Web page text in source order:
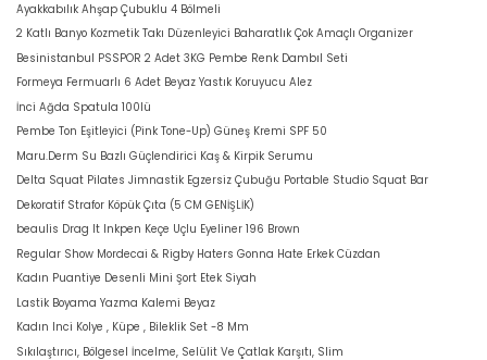
Ayakkabılık Ahşap Çubuklu 4 Bölmeli
2 Katlı Banyo Kozmetik Takı Düzenleyici Baharatlık Çok Amaçlı Organizer
Besinistanbul PSSPOR 2 Adet 3KG Pembe Renk Dambıl Seti
Formeya Fermuarlı 6 Adet Beyaz Yastık Koruyucu Alez
İnci Ağda Spatula 100lü
Pembe Ton Eşitleyici (Pink Tone-Up) Güneş Kremi SPF 50
Maru.Derm Su Bazlı Güçlendirici Kaş & Kirpik Serumu
Delta Squat Pilates Jimnastik Egzersiz Çubuğu Portable Studio Squat Bar
Dekoratif Strafor Köpük Çıta (5 CM GENİŞLİK)
beaulis Drag It Inkpen Keçe Uçlu Eyeliner 196 Brown
Regular Show Mordecai & Rigby Haters Gonna Hate Erkek Cüzdan
Kadın Puantiye Desenli Mini Şort Etek Siyah
Lastik Boyama Yazma Kalemi Beyaz
Kadın Inci Kolye , Küpe , Bileklik Set -8 Mm
Sıkılaştırıcı, Bölgesel İncelme, Selülit Ve Çatlak Karşıtı, Slim